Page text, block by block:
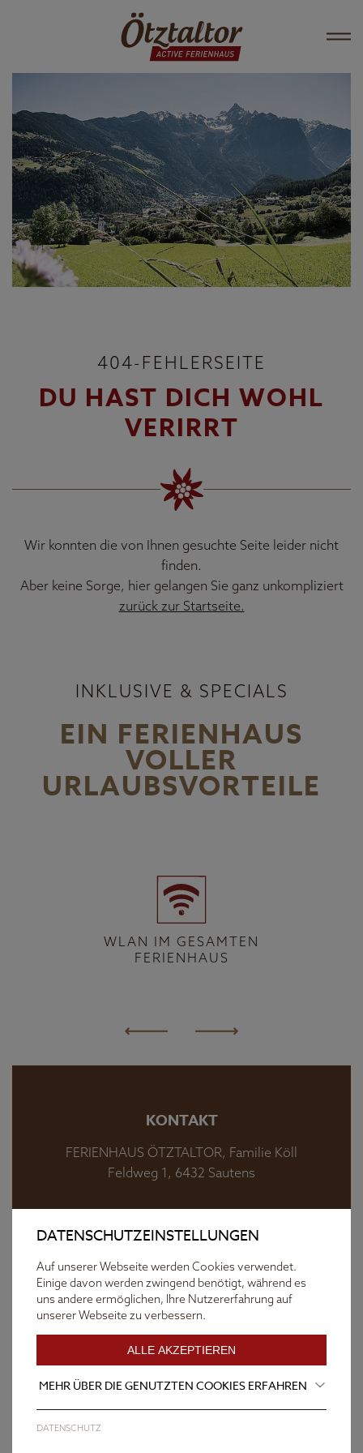
404-FEHLERSEITE
DU HAST DICH WOHL
VERIRRT
Wir konnten die von Ihnen gesuchte Seite leider nicht
finden.
Aber keine Sorge, hier gelangen Sie ganz unkompliziert
zurück zur Startseite.
INKLUSIVE & SPECIALS
EIN FERIENHAUS
VOLLER
URLAUBSVORTEILE
WLAN IM GESAMTEN
FERIENHAUS
KONTAKT
FERIENHAUS ÖTZTALTOR, Familie Köll
Feldweg 1, 6432 Sautens
Mail:info@oetztaltor.at
SERVICE & INFOS
Datenschutz
DATENSCHUTZEINSTELLUNGEN
Auf unserer Webseite werden Cookies verwendet.
Einige davon werden zwingend benötigt, während es
uns andere ermöglichen, Ihre Nutzererfahrung auf
unserer Webseite zu verbessern.
ALLE AKZEPTIEREN
MEHR ÜBER DIE GENUTZTEN COOKIES ERFAHREN
DATENSCHUTZ